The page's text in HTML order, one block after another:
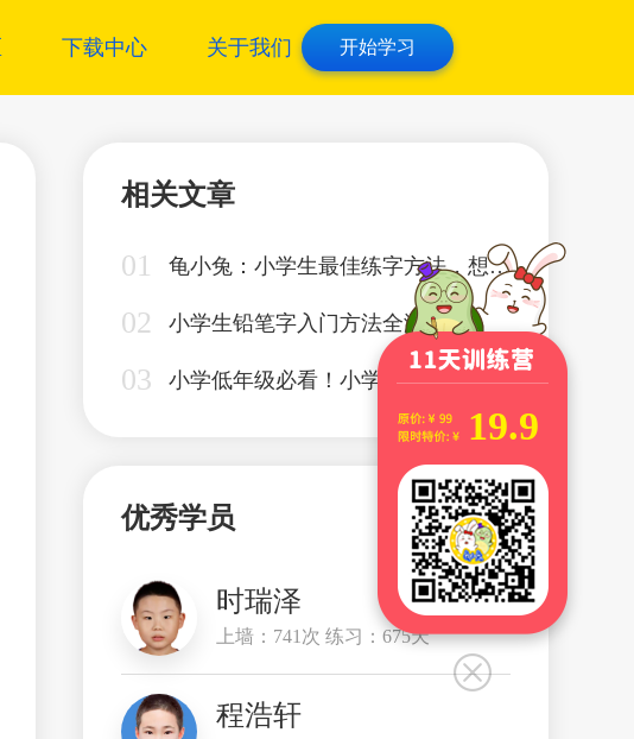
下载中心 关于我们 开始学习
19.9
相关文章
龟小兔：小学生最佳练字方法，想要小孩写得一手好字其实不难
小学低年级必看！小学生最佳练字方法，想要小孩写得一手好字其实不难
优秀学员
时瑞泽
上墙：741次 练习：675天
程浩轩